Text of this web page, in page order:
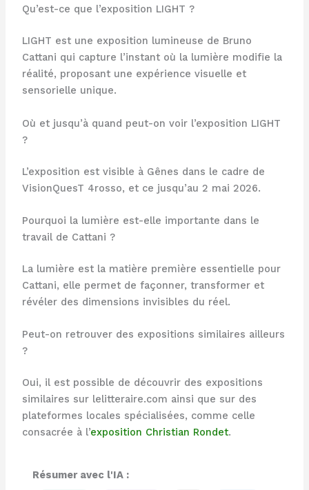
Qu’est-ce que l’exposition LIGHT ?
LIGHT est une exposition lumineuse de Bruno
Cattani qui capture l’instant où la lumière modifie la
réalité, proposant une expérience visuelle et
sensorielle unique.
Où et jusqu’à quand peut-on voir l’exposition LIGHT
?
L’exposition est visible à Gênes dans le cadre de
VisionQuesT 4rosso, et ce jusqu’au 2 mai 2026.
Pourquoi la lumière est-elle importante dans le
travail de Cattani ?
La lumière est la matière première essentielle pour
Cattani, elle permet de façonner, transformer et
révéler des dimensions invisibles du réel.
Peut-on retrouver des expositions similaires ailleurs
?
Oui, il est possible de découvrir des expositions
similaires sur lelitteraire.com ainsi que sur des
plateformes locales spécialisées, comme celle
consacrée à l’exposition Christian Rondet.
Résumer avec l'IA :